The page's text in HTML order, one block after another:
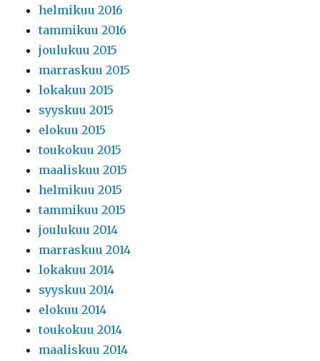
helmikuu 2016
tammikuu 2016
joulukuu 2015
marraskuu 2015
lokakuu 2015
syyskuu 2015
elokuu 2015
toukokuu 2015
maaliskuu 2015
helmikuu 2015
tammikuu 2015
joulukuu 2014
marraskuu 2014
lokakuu 2014
syyskuu 2014
elokuu 2014
toukokuu 2014
maaliskuu 2014